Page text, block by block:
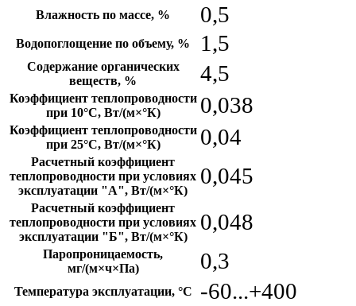
Влажность по массе, % 0,5
Водопоглощение по объему, % 1,5
Содержание органических
веществ, %
4,5
Коэффициент теплопроводности
при 10°С, Вт/(м×°К)
0,038
Коэффициент теплопроводности
при 25°С, Вт/(м×°К)
0,04
Расчетный коэффициент
теплопроводности при условиях
эксплуатации "А", Вт/(м×°К)
0,045
Расчетный коэффициент
теплопроводности при условиях
эксплуатации "Б", Вт/(м×°К)
0,048
Паропроницаемость,
мг/(м×ч×Па)
0,3
Температура эксплуатации, °С -60...+400